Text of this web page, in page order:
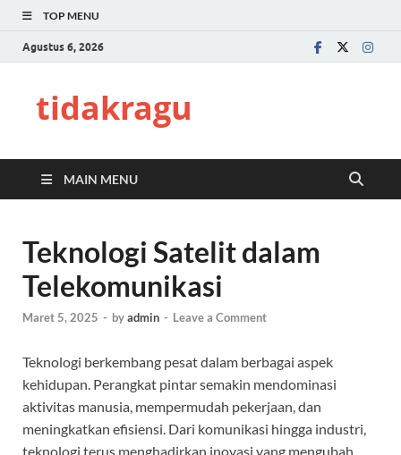
TOP MENU
Agustus 6, 2026
tidakragu
MAIN MENU
Teknologi Satelit dalam
Telekomunikasi
Maret 5, 2025 - byadmin - Leave a Comment
Teknologi berkembang pesat dalam berbagai aspek
kehidupan. Perangkat pintar semakin mendominasi
aktivitas manusia, mempermudah pekerjaan, dan
meningkatkan efisiensi. Dari komunikasi hingga industri,
teknologi terus menghadirkan inovasi yang mengubah